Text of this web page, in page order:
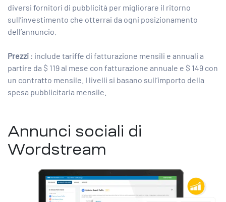
diversi fornitori di pubblicità per migliorare il ritorno
sull’investimento che otterrai da ogni posizionamento
dell’annuncio.
Prezzi : include tariffe di fatturazione mensili e annuali a
partire da $ 119 al mese con fatturazione annuale e $ 149 con
un contratto mensile. I livelli si basano sull’importo della
spesa pubblicitaria mensile.
Annunci sociali di
Wordstream